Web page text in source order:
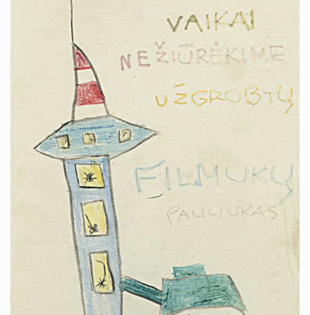
Ugdymas karjerai
Sveika gyvensena
Olimpiados
Konkursai
Neformalusis švietimas
Kvalifikacijos mokymai
Tvari mokykla 2030
Airtech
DofE
Projektai
Stovyklos ir edukacijos